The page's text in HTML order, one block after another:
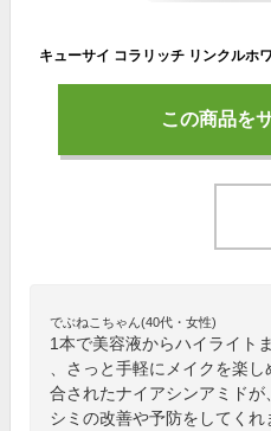
この商品を
でぶねこちゃん(40代・女性)
1本で美容液からハイライト
、さっと手軽にメイクを楽
合されたナイアシンアミド
シミの改善や予防をしてく